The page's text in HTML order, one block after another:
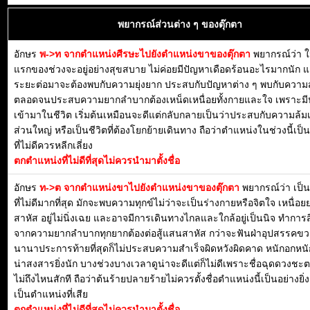
พยากรณ์ส่วนต่าง ๆ ของตุ๊กตา
อักษร พ->ท จากตำแหน่งศีรษะไปยังตำแหน่งขาของตุ๊กตา พยากรณ์ว่า
แรกของช่วงจะอยู่อย่างสุขสบาย ไม่ค่อยมีปัญหาเดือดร้อนอะไรมากนัก
ระยะต่อมาจะต้องพบกับความยุ่งยาก ประสบกับปัญหาต่าง ๆ พบกับควา
ตลอดจนประสบความยากลำบากต้องเหน็ดเหนื่อยทั้งกายและใจ เพราะ
เข้ามาในชีวิต เริ่มต้นเหมือนจะดีแต่กลับกลายเป็นว่าประสบกับความล้ม
ส่วนใหญ่ หรือเป็นชีวิตที่ต้องโยกย้ายเดินทาง ถือว่าตำแหน่งในช่วงนี้เป็
ที่ไม่ดีควรหลีกเลี่ยง
ตกตำแหน่งที่ไม่ดีที่สุดไม่ควรนำมาตั้งชื่อ
อักษร ท->ต จากตำแหน่งขาไปยังตำแหน่งขาของตุ๊กตา พยากรณ์ว่า เป็
ที่ไม่ดีมากที่สุด มักจะพบความทุกข์ไม่ว่าจะเป็นร่างกายหรือจิตใจ เหนื่อย
สาหัส อยู่ไม่นิ่งเฉย และอาจมีการเดินทางไกลและใกล้อยู่เป็นนิจ ทำการ
จากความยากลำบากทุกยากต้องต่อสู้แสนสาหัส กว่าจะฟันฝ่าอุปสรรคข
นานาประการท้ายที่สุดก็ไม่ประสบความสำเร็จผิดหวังผิดคาด หนักอกห
น่าสงสารยิ่งนัก บางช่วงบางเวลาดูน่าจะดีแต่ก็ไม่ดีเพราะชื่อฉุดดวงชะ
ไม่ถึงไหนสักที ถือว่าต้นร้ายปลายร้ายไม่ควรตั้งชื่อตำแหน่งนี้เป็นอย่างยิ่ง
เป็นตำแหน่งที่เสีย